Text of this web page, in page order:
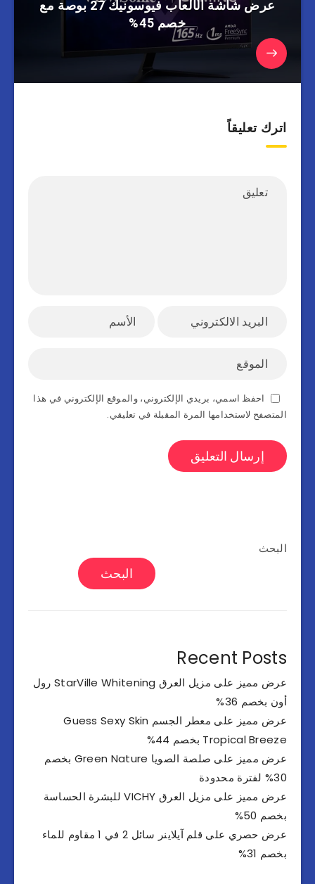
عرض شاشة الألعاب فيوسونيك 27 بوصة مع
خصم 45%
اترك تعليقاً
احفظ اسمي، بريدي الإلكتروني، والموقع الإلكتروني في هذا
المتصفح لاستخدامها المرة المقبلة في تعليقي.
البحث
البحث
Recent Posts
عرض مميز على مزيل العرق StarVille Whitening رول
أون بخصم 36%
عرض مميز على معطر الجسم Guess Sexy Skin
Tropical Breeze بخصم 44%
عرض مميز على صلصة الصويا Green Nature بخصم
30% لفترة محدودة
عرض مميز على مزيل العرق VICHY للبشرة الحساسة
بخصم 50%
عرض حصري على قلم آيلاينر سائل 2 في 1 مقاوم للماء
بخصم 31%